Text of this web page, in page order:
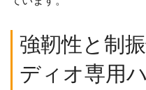
強靭性と制
ディオ専用